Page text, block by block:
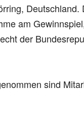
am
der
sind